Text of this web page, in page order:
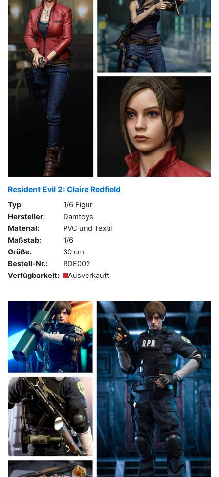
Resident Evil 2: Claire Redfield
Typ:
1/6 Figur
Hersteller:
Damtoys
Material:
PVC und Textil
Maßstab:
1/6
Größe:
30 cm
Bestell-Nr.:
RDE002
Verfügbarkeit:
Ausverkauft